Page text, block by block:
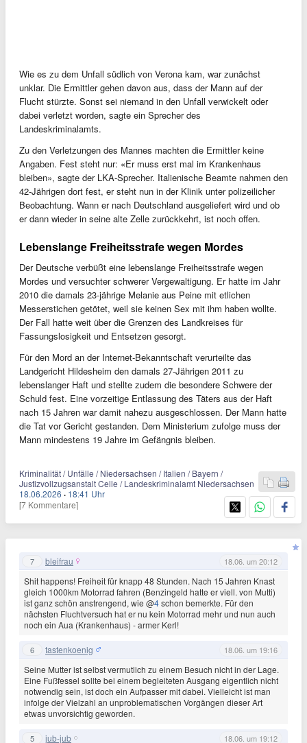
Wie es zu dem Unfall südlich von Verona kam, war zunächst
unklar. Die Ermittler gehen davon aus, dass der Mann auf der
Flucht stürzte. Sonst sei niemand in den Unfall verwickelt oder
dabei verletzt worden, sagte ein Sprecher des
Landeskriminalamts.
Zu den Verletzungen des Mannes machten die Ermittler keine
Angaben. Fest steht nur: «Er muss erst mal im Krankenhaus
bleiben», sagte der LKA-Sprecher. Italienische Beamte nahmen den
42-Jährigen dort fest, er steht nun in der Klinik unter polizeilicher
Beobachtung. Wann er nach Deutschland ausgeliefert wird und ob
er dann wieder in seine alte Zelle zurückkehrt, ist noch offen.
Lebenslange Freiheitsstrafe wegen Mordes
Der Deutsche verbüßt eine lebenslange Freiheitsstrafe wegen
Mordes und versuchter schwerer Vergewaltigung. Er hatte im Jahr
2010 die damals 23-jährige Melanie aus Peine mit etlichen
Messerstichen getötet, weil sie keinen Sex mit ihm haben wollte.
Der Fall hatte weit über die Grenzen des Landkreises für
Fassungslosigkeit und Entsetzen gesorgt.
Für den Mord an der Internet-Bekanntschaft verurteilte das
Landgericht Hildesheim den damals 27-Jährigen 2011 zu
lebenslanger Haft und stellte zudem die besondere Schwere der
Schuld fest. Eine vorzeitige Entlassung des Täters aus der Haft
nach 15 Jahren war damit nahezu ausgeschlossen. Der Mann hatte
die Tat vor Gericht gestanden. Dem Ministerium zufolge muss der
Mann mindestens 19 Jahre im Gefängnis bleiben.
Kriminalität / Unfälle / Niedersachsen / Italien / Bayern /
Justizvollzugsanstalt Celle / Landeskriminalamt Niedersachsen
18.06.2026 · 18:41 Uhr
[7 Kommentare]
7 bleifrau 18.06. um 20:12
Shit happens! Freiheit für knapp 48 Stunden. Nach 15 Jahren Knast
gleich 1000km Motorrad fahren (Benzingeld hatte er viell. von Mutti)
ist ganz schön anstrengend, wie @4schon bemerkte. Für den
nächsten Fluchtversuch hat er nu kein Motorrad mehr und nun auch
noch ein Aua (Krankenhaus) - armer Kerl!
6 tastenkoenig 18.06. um 19:16
Seine Mutter ist selbst vermutlich zu einem Besuch nicht in der Lage.
Eine Fußfessel sollte bei einem begleiteten Ausgang eigentlich nicht
notwendig sein, ist doch ein Aufpasser mit dabei. Vielleicht ist man
infolge der Vielzahl an unproblematischen Vorgängen dieser Art
etwas unvorsichtig geworden.
5 jub-jub 18.06. um 19:12